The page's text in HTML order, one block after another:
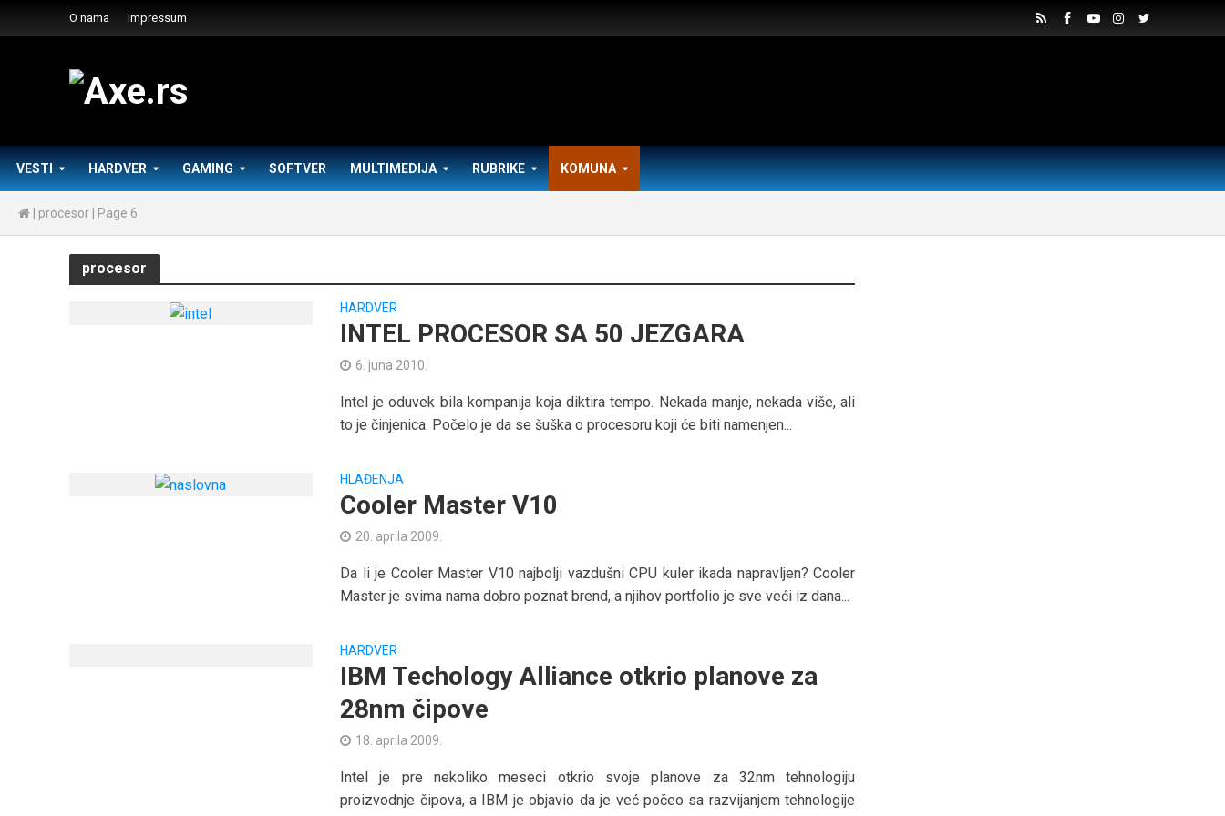
O nama Impressum
VESTI HARDVER GAMING SOFTVER MULTIMEDIJA RUBRIKE KOMUNA
procesor Page 6
procesor
HARDVER
INTEL PROCESOR SA 50 JEZGARA
6. juna 2010.
Intel je oduvek bila kompanija koja diktira tempo. Nekada manje, nekada više, ali
to je činjenica. Počelo je da se šuška o procesoru koji će biti namenjen...
HLAĐENJA
Cooler Master V10
20. aprila 2009.
Da li je Cooler Master V10 najbolji vazdušni CPU kuler ikada napravljen? Cooler
Master je svima nama dobro poznat brend, a njihov portfolio je sve veći iz dana...
HARDVER
IBM Techology Alliance otkrio planove za
28nm čipove
18. aprila 2009.
Intel je pre nekoliko meseci otkrio svoje planove za 32nm tehnologiju
proizvodnje čipova, a IBM je objavio da je već počeo sa razvijanjem tehnologije